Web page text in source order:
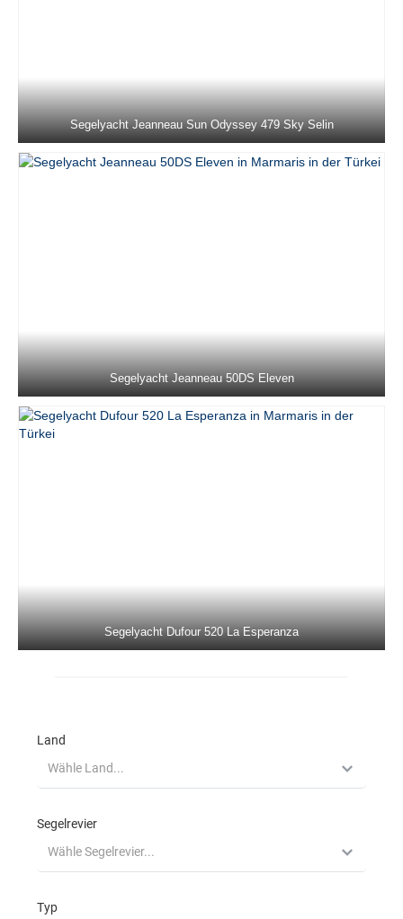
Beneteau Cyclades 50.5 Filyos in
Marmaris in der Türkei
Jeanneau Sun Odyssey 50DS Eleven in
Marmaris in der Türkei
Segelreviere
Segelyacht Jeanneau Sun Odyssey 479 Sky Selin
Segelyacht Jeanneau 50DS Eleven
Segelyacht Dufour 520 La Esperanza